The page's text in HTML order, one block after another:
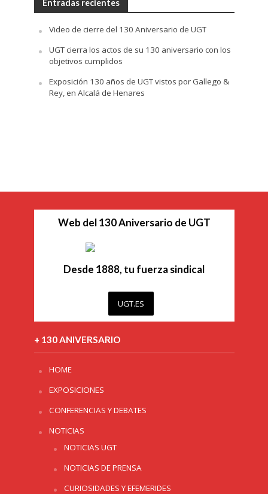
Entradas recientes
Video de cierre del 130 Aniversario de UGT
UGT cierra los actos de su 130 aniversario con los
objetivos cumplidos
Exposición 130 años de UGT vistos por Gallego &
Rey, en Alcalá de Henares
Web del 130 Aniversario de UGT
Desde 1888, tu fuerza sindical
UGT.ES
+ 130 ANIVERSARIO
HOME
EXPOSICIONES
CONFERENCIAS Y DEBATES
NOTICIAS
NOTICIAS UGT
NOTICIAS DE PRENSA
CURIOSIDADES Y EFEMERIDES